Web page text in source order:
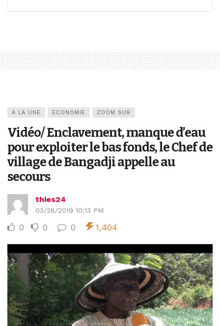
A LA UNE ECONOMIE ZOOM SUR
Vidéo/ Enclavement, manque d’eau
pour exploiter le bas fonds, le Chef de
village de Bangadji appelle au
secours
thies24
03/28/2019 10:13 PM
0 0 0 1,404